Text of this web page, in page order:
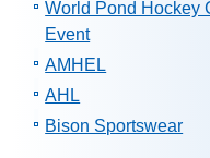
World Pond Hockey
Event
AMHEL
AHL
Bison Sportswear